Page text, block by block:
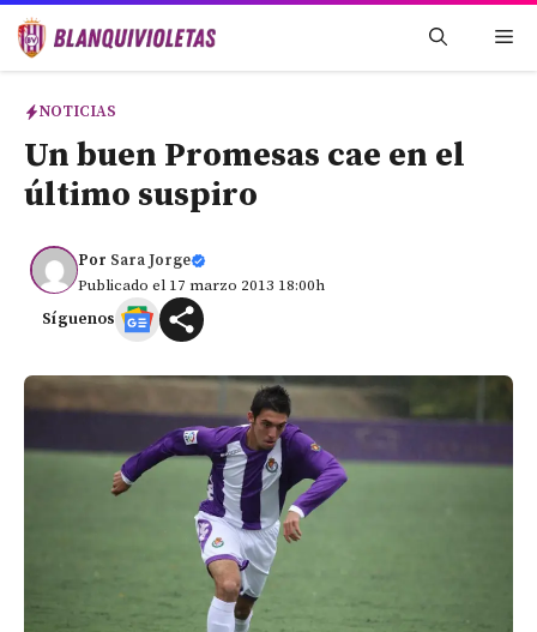
Saltar
NOTICIAS
Un buen Promesas cae en el
último suspiro
Por Sara Jorge
Publicado el 17 marzo 2013 18:00h
Síguenos